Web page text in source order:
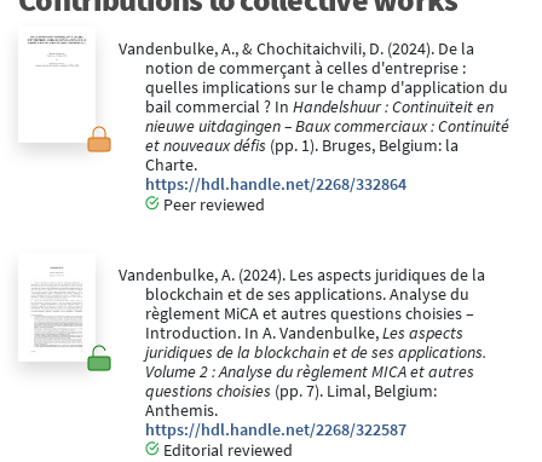
Vandenbulke, A., & Chochitaichvili, D. (2024). De la
notion de commerçant à celles d'entreprise :
quelles implications sur le champ d'application du
bail commercial ? In Handelshuur : Continuïteit en
nieuwe uitdagingen – Baux commerciaux : Continuité
et nouveaux défis (pp. 1). Bruges, Belgium: la
Charte.
https://hdl.handle.net/2268/332864
Peer reviewed
Vandenbulke, A. (2024). Les aspects juridiques de la
blockchain et de ses applications. Analyse du
règlement MiCA et autres questions choisies –
Introduction. In A. Vandenbulke,Les aspects
juridiques de la blockchain et de ses applications.
Volume 2 : Analyse du règlement MICA et autres
questions choisies (pp. 7). Limal, Belgium:
Anthemis.
https://hdl.handle.net/2268/322587
Editorial reviewed